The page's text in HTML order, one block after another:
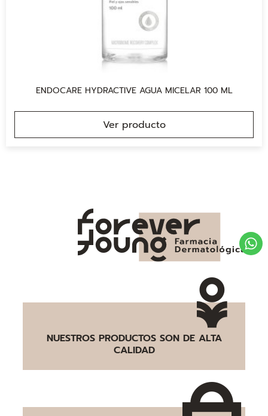
ENDOCARE HYDRACTIVE AGUA MICELAR 100 ML
Ver producto
NUESTROS PRODUCTOS SON DE ALTA
CALIDAD